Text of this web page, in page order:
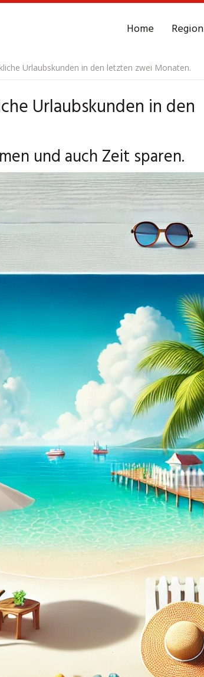
Home Region
Urlaubskunden in den letzten zwei Monaten.
Urlaubskunden in den
und auch Zeit sparen.